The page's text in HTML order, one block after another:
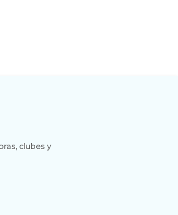
clubes y